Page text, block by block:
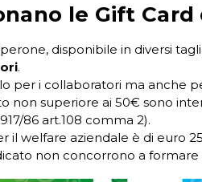
le Gift Card
disponibile in diversi
.
per i collaboratori ma anche
non superiore ai 50€ sono
86 art.108 comma 2).
il welfare aziendale è di euro
non concorrono a